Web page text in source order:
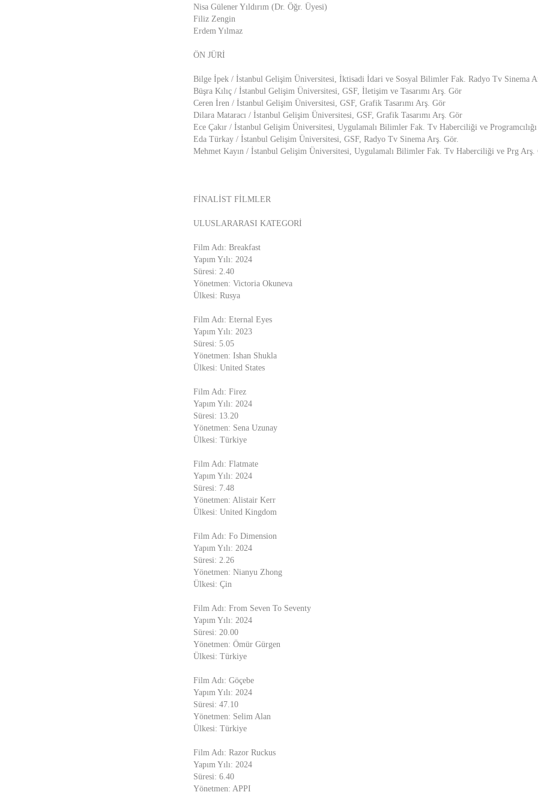
Nisa Gülener Yıldırım (Dr. Öğr. Üyesi)
Filiz Zengin
Erdem Yılmaz
ÖN JÜRİ
Bilge İpek / İstanbul Gelişim Üniversitesi, İktisadi İdari ve Sosyal Bilimler Fak. Radyo Tv Sinema
Büşra Kılıç / İstanbul Gelişim Üniversitesi, GSF, İletişim ve Tasarımı Arş. Gör
Ceren İren / İstanbul Gelişim Üniversitesi, GSF, Grafik Tasarımı Arş. Gör
Dilara Mataracı / İstanbul Gelişim Üniversitesi, GSF, Grafik Tasarımı Arş. Gör
Ece Çakır / İstanbul Gelişim Üniversitesi, Uygulamalı Bilimler Fak. Tv Haberciliği ve
Eda Türkay / İstanbul Gelişim Üniversitesi, GSF, Radyo Tv Sinema Arş. Gör.
Mehmet Kayın / İstanbul Gelişim Üniversitesi, Uygulamalı Bilimler Fak. Tv Haberciliği ve Prg Arş.
FİNALİST FİLMLER
ULUSLARARASI KATEGORİ
Film Adı: Breakfast
Yapım Yılı: 2024
Süresi: 2.40
Yönetmen: Victoria Okuneva
Ülkesi: Rusya
Film Adı: Eternal Eyes
Yapım Yılı: 2023
Süresi: 5.05
Yönetmen: Ishan Shukla
Ülkesi: United States
Film Adı: Firez
Yapım Yılı: 2024
Süresi: 13.20
Yönetmen: Sena Uzunay
Ülkesi: Türkiye
Film Adı: Flatmate
Yapım Yılı: 2024
Süresi: 7.48
Yönetmen: Alistair Kerr
Ülkesi: United Kingdom
Film Adı: Fo Dimension
Yapım Yılı: 2024
Süresi: 2.26
Yönetmen: Nianyu Zhong
Ülkesi: Çin
Film Adı: From Seven To Seventy
Yapım Yılı: 2024
Süresi: 20.00
Yönetmen: Ömür Gürgen
Ülkesi: Türkiye
Film Adı: Göçebe
Yapım Yılı: 2024
Süresi: 47.10
Yönetmen: Selim Alan
Ülkesi: Türkiye
Film Adı: Razor Ruckus
Yapım Yılı: 2024
Süresi: 6.40
Yönetmen: APPI